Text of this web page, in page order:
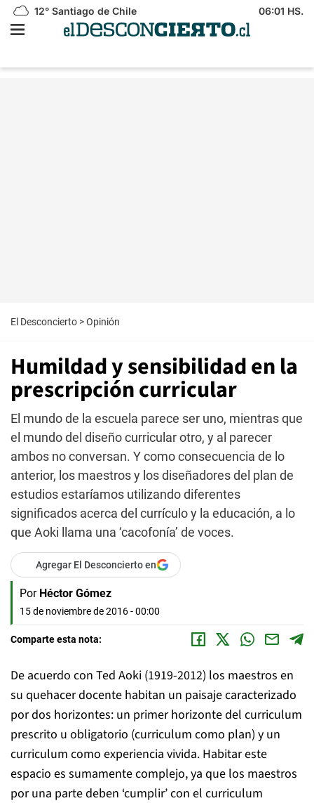
12° Santiago de Chile 06:01 HS.
El Desconcierto >Opinión
Humildad y sensibilidad en la
prescripción curricular
El mundo de la escuela parece ser uno, mientras que
el mundo del diseño curricular otro, y al parecer
ambos no conversan. Y como consecuencia de lo
anterior, los maestros y los diseñadores del plan de
estudios estaríamos utilizando diferentes
significados acerca del currículo y la educación, a lo
que Aoki llama una ‘cacofonía’ de voces.
Agregar El Desconcierto en
Por Héctor Gómez
15 de noviembre de 2016 - 00:00
Comparte esta nota:
De acuerdo con Ted Aoki (1919-2012) los maestros en
su quehacer docente habitan un paisaje caracterizado
por dos horizontes: un primer horizonte del curriculum
prescrito u obligatorio (curriculum como plan) y un
curriculum como experiencia vivida. Habitar este
espacio es sumamente complejo, ya que los maestros
por una parte deben ‘cumplir’ con el curriculum